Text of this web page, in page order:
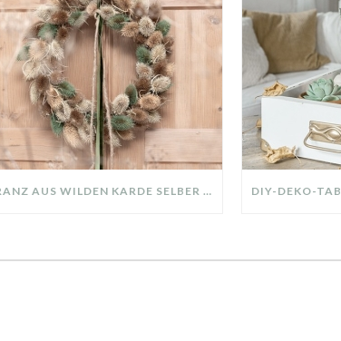
KRANZ AUS WILDEN KARDE SELBER MACHEN: HERBSTDEKO GANZ EINFACH